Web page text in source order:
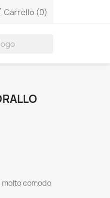
Carrello (0)
comodo